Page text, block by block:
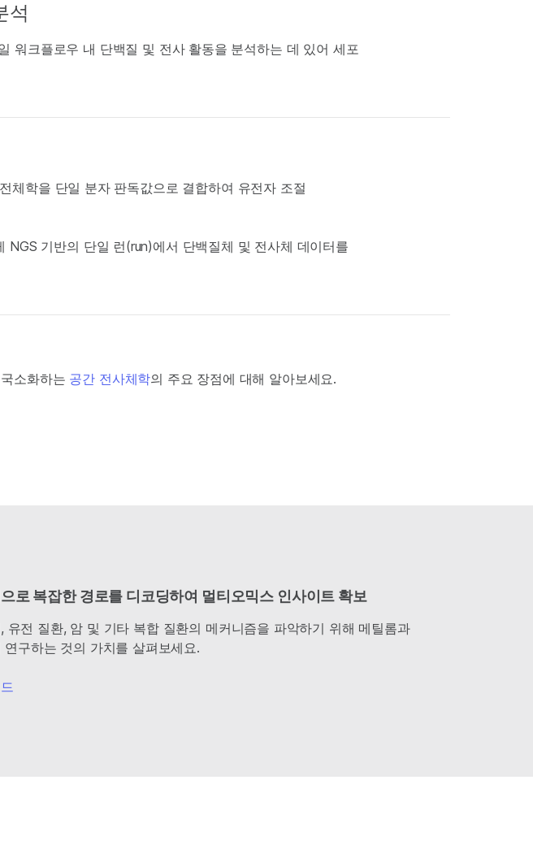
석
워크플로우 내 단백질 및 전사 활동을 분석하는 데 있어 세포
체학을 단일 분자 판독값으로 결합하여 유전자 조절
NGS 기반의 단일 런(run)에서 단백질체 및 전사체 데이터를
소화하는 공간 전사체학의 주요 장점에 대해 알아보세요.
로 복잡한 경로를 디코딩하여 멀티오믹스 인사이트 확보
유전 질환, 암 및 기타 복합 질환의 메커니즘을 파악하기 위해 메틸롬과
연구하는 것의 가치를 살펴보세요.